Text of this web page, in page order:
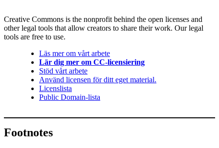
Creative Commons is the nonprofit behind the open licenses and
other legal tools that allow creators to share their work. Our legal
tools are free to use.
Läs mer om vårt arbete
Lär dig mer om CC-licensiering
Stöd vårt arbete
Använd licensen för ditt eget material.
Licenslista
Public Domain-lista
Footnotes